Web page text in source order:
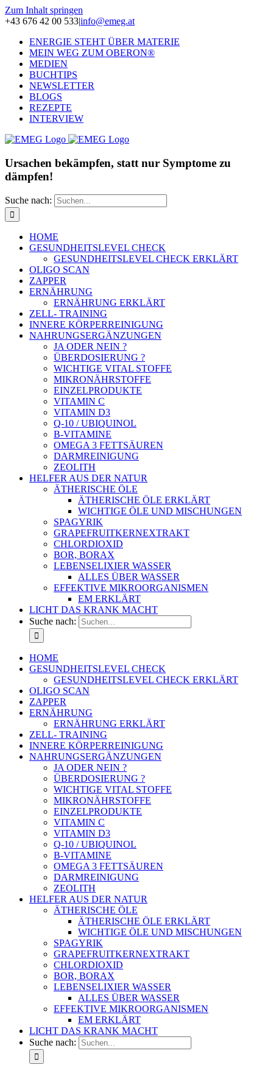
Zum Inhalt springen
+43 676 42 00 533|info@emeg.at
ENERGIE STEHT ÜBER MATERIE
MEIN WEG ZUM OBERON®
MEDIEN
BUCHTIPS
NEWSLETTER
BLOGS
REZEPTE
INTERVIEW
Ursachen bekämpfen, statt nur Symptome zu
dämpfen!
Suche nach:
HOME
GESUNDHEITSLEVEL CHECK
GESUNDHEITSLEVEL CHECK ERKLÄRT
OLIGO SCAN
ZAPPER
ERNÄHRUNG
ERNÄHRUNG ERKLÄRT
ZELL- TRAINING
INNERE KÖRPERREINIGUNG
NAHRUNGSERGÄNZUNGEN
JA ODER NEIN ?
ÜBERDOSIERUNG ?
WICHTIGE VITAL STOFFE
MIKRONÄHRSTOFFE
EINZELPRODUKTE
VITAMIN C
VITAMIN D3
Q-10 / UBIQUINOL
B-VITAMINE
OMEGA 3 FETTSÄUREN
DARMREINIGUNG
ZEOLITH
HELFER AUS DER NATUR
ÄTHERISCHE ÖLE
ÄTHERISCHE ÖLE ERKLÄRT
WICHTIGE ÖLE UND MISCHUNGEN
SPAGYRIK
GRAPEFRUITKERNEXTRAKT
CHLORDIOXID
BOR, BORAX
LEBENSELIXIER WASSER
ALLES ÜBER WASSER
EFFEKTIVE MIKROORGANISMEN
EM ERKLÄRT
LICHT DAS KRANK MACHT
Suche nach:
HOME
GESUNDHEITSLEVEL CHECK
GESUNDHEITSLEVEL CHECK ERKLÄRT
OLIGO SCAN
ZAPPER
ERNÄHRUNG
ERNÄHRUNG ERKLÄRT
ZELL- TRAINING
INNERE KÖRPERREINIGUNG
NAHRUNGSERGÄNZUNGEN
JA ODER NEIN ?
ÜBERDOSIERUNG ?
WICHTIGE VITAL STOFFE
MIKRONÄHRSTOFFE
EINZELPRODUKTE
VITAMIN C
VITAMIN D3
Q-10 / UBIQUINOL
B-VITAMINE
OMEGA 3 FETTSÄUREN
DARMREINIGUNG
ZEOLITH
HELFER AUS DER NATUR
ÄTHERISCHE ÖLE
ÄTHERISCHE ÖLE ERKLÄRT
WICHTIGE ÖLE UND MISCHUNGEN
SPAGYRIK
GRAPEFRUITKERNEXTRAKT
CHLORDIOXID
BOR, BORAX
LEBENSELIXIER WASSER
ALLES ÜBER WASSER
EFFEKTIVE MIKROORGANISMEN
EM ERKLÄRT
LICHT DAS KRANK MACHT
Suche nach: